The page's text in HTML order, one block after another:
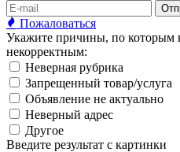
Пожаловаться
Укажите причины, по которым
некорректным:
Неверная рубрика
Запрещенный товар/услуга
Объявление не актуально
Неверный адрес
Другое
Введите результат с картинки